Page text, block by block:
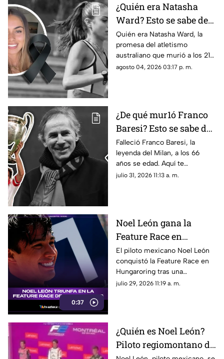
¿Quién era Natasha
Ward? Esto se sabe de
la mu3rt3 de la joven
promesa del atletismo
a los 21 años
Quién era Natasha Ward, la
promesa del atletismo
australiano que murió a los 21
años. Conoce su trayectoria,
agosto 04, 2026 03:17 p. m.
¿De qué mur1ó Franco
Baresi? Esto se sabe del
fallecimiento de la
leyenda del Milan a los
66 años de edad
Falleció Franco Baresi, la
leyenda del Milan, a los 66
años se edad. Aquí te
compartimos todos los
julio 31, 2026 11:13 a. m.
0:37
Noel León gana la
Feature Race en
Hungaroring y logra un
triunfo histórico rumbo
al campeonato
El piloto mexicano Noel León
conquistó la Feature Race en
Hungaroring tras una
impecable estrategia de pits y
julio 29, 2026 11:19 a. m.
¿Quién es Noel León?
Piloto regiomontano de